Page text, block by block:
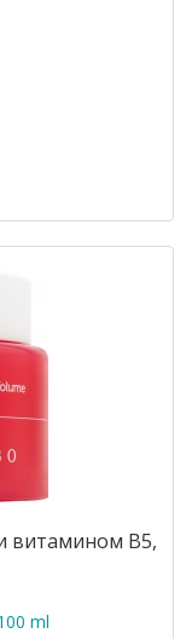
витамином B5,
ml